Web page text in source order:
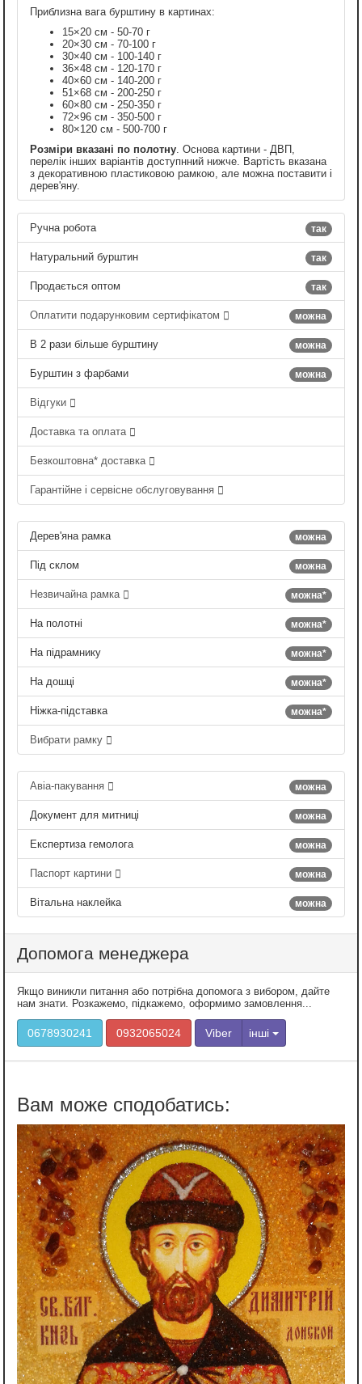
Приблизна вага бурштину в картинах:
15×20 см - 50-70 г
20×30 см - 70-100 г
30×40 см - 100-140 г
36×48 см - 120-170 г
40×60 см - 140-200 г
51×68 см - 200-250 г
60×80 см - 250-350 г
72×96 см - 350-500 г
80×120 см - 500-700 г
Розміри вказані по полотну . Основа картини - ДВП,
перелік інших варіантів доступнний нижче. Вартість вказана
з декоративною пластиковою рамкою, але можна поставити і
дерев'яну.
так
Ручна робота
так
Натуральний бурштин
так
Продається оптом
можна
Оплатити подарунковим сертифікатом
можна
В 2 рази більше бурштину
можна
Бурштин з фарбами
Відгуки
Доставка та оплата
Безкоштовна* доставка
Гарантійне і сервісне обслуговування
можна
Дерев'яна рамка
можна
Під склом
можна*
Незвичайна рамка
можна*
На полотні
можна*
На підрамнику
можна*
На дошці
можна*
Ніжка-підставка
Вибрати рамку
можна
Авіа-пакування
можна
Документ для митниці
можна
Експертиза гемолога
можна
Паспорт картини
можна
Вітальна наклейка
Допомога менеджера
Якщо виникли питання або потрібна допомога з вибором, дайте
нам знати. Розкажемо, підкажемо, оформимо замовлення...
0678930241 0932065024 Viber інші